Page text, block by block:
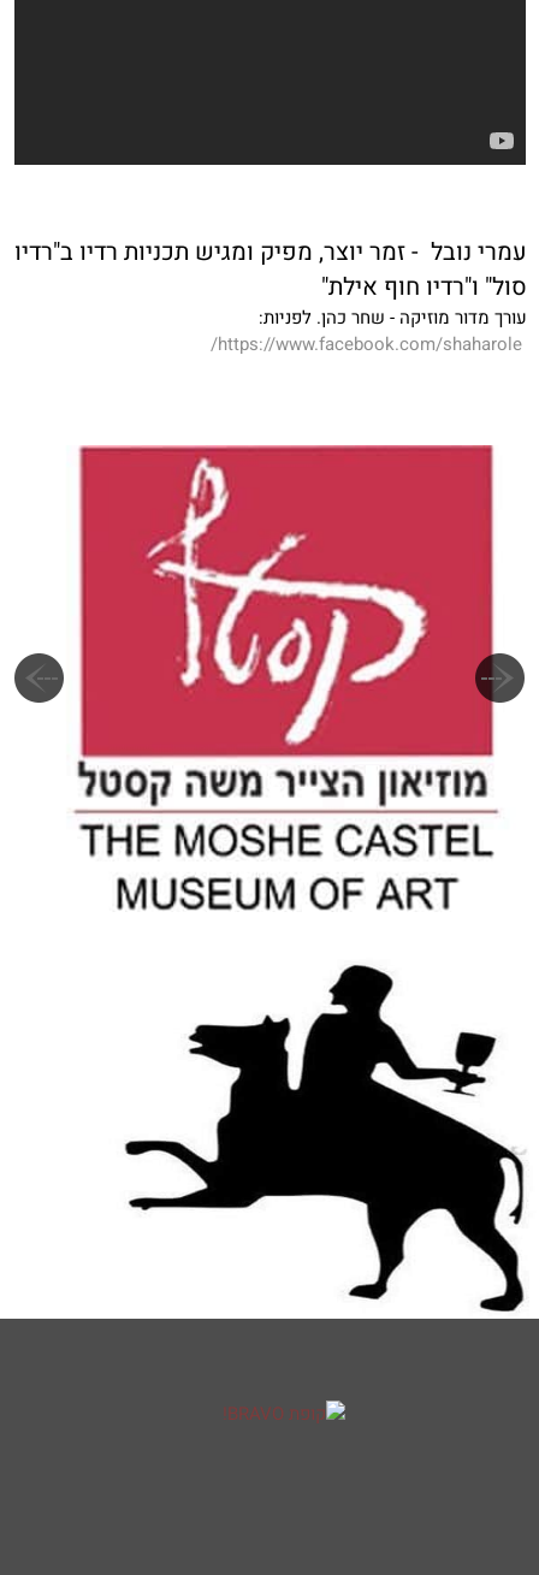
עמרי נובל - זמר יוצר, מפיק ומגיש תכניות רדיו ב"רדיו
סול" ו"רדיו חוף אילת"
עורך מדור מוזיקה - שחר כהן. לפניות:
https://www.facebook.com/shaharole/